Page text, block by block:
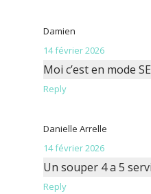
Damien
14 février 2026
Moi c’est en mode
Reply
Danielle Arrelle
14 février 2026
Un souper 4 a 5
Reply